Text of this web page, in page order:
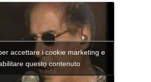
accettare i cookie marketing e
questo contenuto